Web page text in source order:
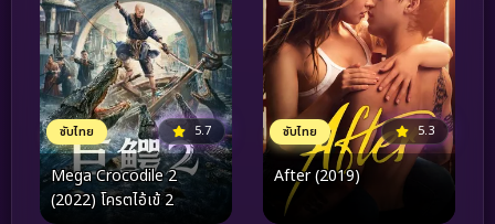
ซับไทย 5.7
Mega Crocodile 2
(2022) โครตไอ้เข้ 2
ซับไทย 5.3
After (2019)